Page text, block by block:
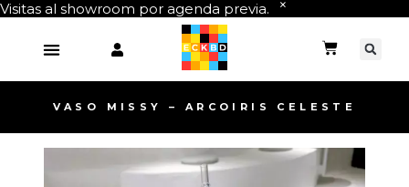
Visitas al showroom por agenda previa.
VASO MISSY – ARCOIRIS CELESTE